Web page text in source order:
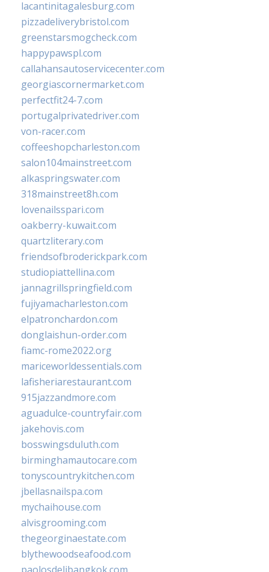
lacantinitagalesburg.com
pizzadeliverybristol.com
greenstarsmogcheck.com
happypawspl.com
callahansautoservicecenter.com
georgiascornermarket.com
perfectfit24-7.com
portugalprivatedriver.com
von-racer.com
coffeeshopcharleston.com
salon104mainstreet.com
alkaspringswater.com
318mainstreet8h.com
lovenailsspari.com
oakberry-kuwait.com
quartzliterary.com
friendsofbroderickpark.com
studiopiattellina.com
jannagrillspringfield.com
fujiyamacharleston.com
elpatronchardon.com
donglaishun-order.com
fiamc-rome2022.org
mariceworldessentials.com
lafisheriarestaurant.com
915jazzandmore.com
aguadulce-countryfair.com
jakehovis.com
bosswingsduluth.com
birminghamautocare.com
tonyscountrykitchen.com
jbellasnailspa.com
mychaihouse.com
alvisgrooming.com
thegeorginaestate.com
blythewoodseafood.com